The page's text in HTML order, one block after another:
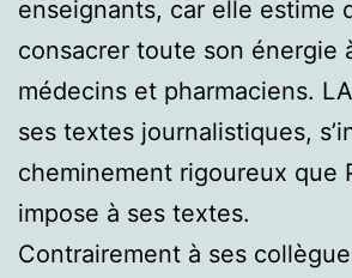
enseignants, car elle estime
consacrer toute son énergie
médecins et pharmaciens.
ses textes journalistiques,
cheminement rigoureux que
impose à ses textes.
Contrairement à ses